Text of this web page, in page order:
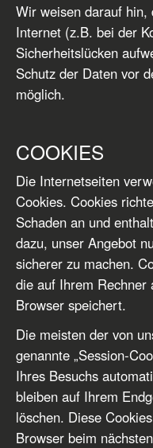
Wir weisen darauf hin,
Internet (z.B. bei der
Sicherheitslücken
Schutz der Daten vor
möglich.
COOKIES
Die Internetseiten
Cookies. Cookies
Schaden an und
dazu, unser Angebot
sicherer zu machen.
die auf Ihrem Rechner
Browser speichert.
Die meisten der von
genannte „Session-
Ihres Besuchs
bleiben auf Ihrem
löschen. Diese
Browser beim